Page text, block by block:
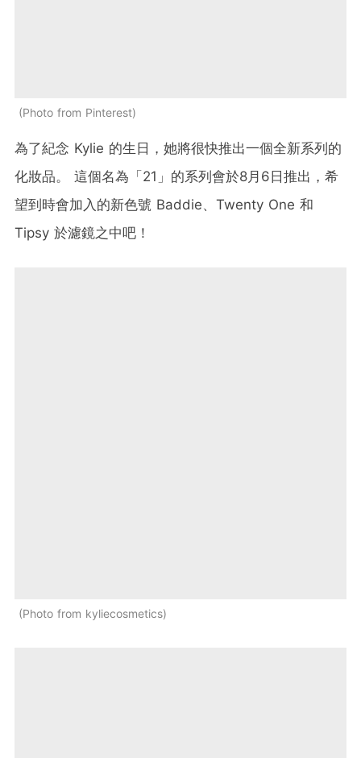
Photo from Pinterest
為了紀念 Kylie 的生日，她將很快推出一個全新系列的
化妝品。
這個名為「21 」的系列會於8月 6日推出，希
望到時會加入的新色號 Baddie、 Twenty One 和
Tipsy 於濾鏡之中吧！
Photo from kyliecosmetics